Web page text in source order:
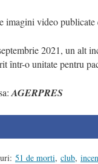
imagini video publicate
2021, un alt
într-o unitate pentru
AGERPRES
51 de morti, club,